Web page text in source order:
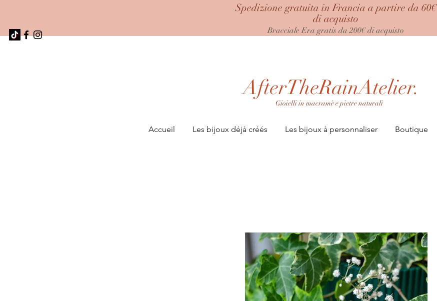
Spedizione gratuita in Francia a partire da 60€
di acquisto
Bracciale Era gratis da 200€ di acquisto
AfterTheRainAtelier.
Gioielli in macramè e pietre naturali
Accueil Les bijoux déjà créés Les bijoux à personnaliser Boutique